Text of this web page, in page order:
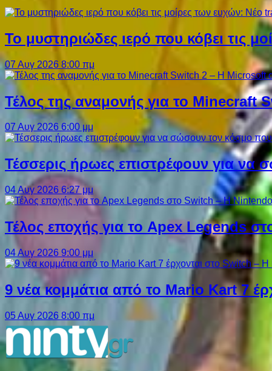
Το μυστηριώδες ιερό που κόβει τις
07 Αυγ 2026 8:00 πμ
Τέλος της αναμονής για το Minecraft
07 Αυγ 2026 6:00 μμ
Τέσσερις ήρωες επιστρέφουν για να
04 Αυγ 2026 6:27 μμ
Τέλος εποχής για το Apex Legends
04 Αυγ 2026 9:00 μμ
9 νέα κομμάτια από το Mario Kart 7
05 Αυγ 2026 8:00 πμ